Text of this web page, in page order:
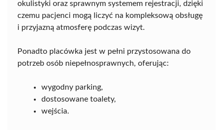
okulistyki oraz sprawnym systemem rejestracji, dzięki
czemu pacjenci mogą liczyć na kompleksową obsługę
i przyjazną atmosferę podczas wizyt.
Ponadto placówka jest w pełni przystosowana do
potrzeb osób niepełnosprawnych, oferując:
wygodny parking,
dostosowane toalety,
wejścia.